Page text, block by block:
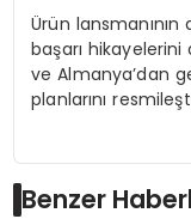
Ürün lansmanının
başarı hikayelerini
ve Almanya’dan
planlarını
Benzer